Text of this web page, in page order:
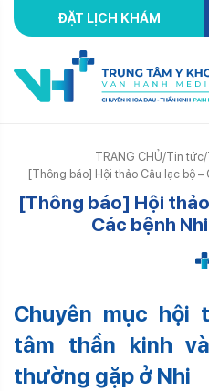
ĐẶT LỊCH KHÁM
TRANG CHỦ/Tin tức/
[Thông báo] Hội thảo Câu lạc bộ
[Thông báo] Hội
Các bệnh
Chuyên mục hội
tâm thần kinh
thường gặp ở Nhi